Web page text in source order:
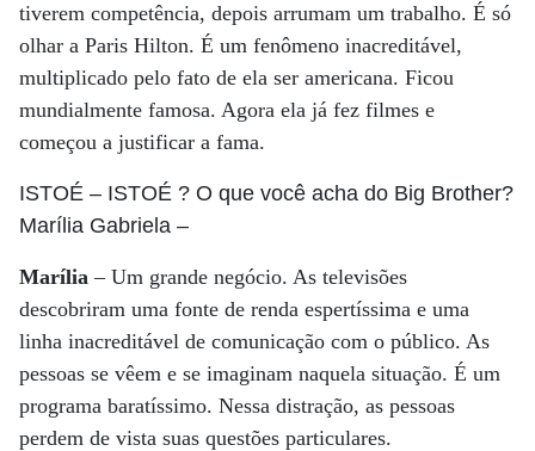
tiverem competência, depois arrumam um trabalho. É só
olhar a Paris Hilton. É um fenômeno inacreditável,
multiplicado pelo fato de ela ser americana. Ficou
mundialmente famosa. Agora ela já fez filmes e
começou a justificar a fama.
ISTOÉ – ISTOÉ ? O que você acha do Big Brother?
Marília Gabriela –
Marília – Um grande negócio. As televisões
descobriram uma fonte de renda espertíssima e uma
linha inacreditável de comunicação com o público. As
pessoas se vêem e se imaginam naquela situação. É um
programa baratíssimo. Nessa distração, as pessoas
perdem de vista suas questões particulares.